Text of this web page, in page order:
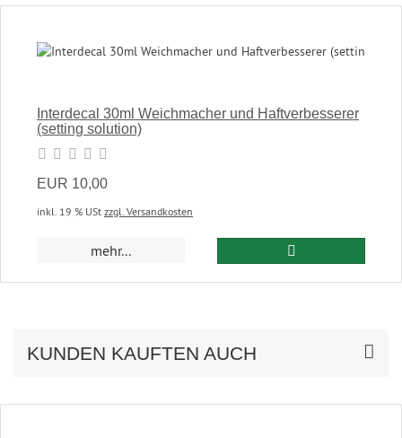
Interdecal 30ml Weichmacher und Haftverbesserer
(setting solution)
EUR 10,00
inkl. 19 % USt zzgl. Versandkosten
mehr...
KUNDEN KAUFTEN AUCH